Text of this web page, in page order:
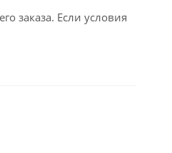
заказа. Если условия